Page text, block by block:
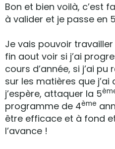
Bon et bien voilà, c’est
à valider et je passe en 5
Je vais pouvoir
fin aout voir si j’ai
cours d’année, si j’ai
sur les matières que
j’espère, attaquer la 5
programme de 4ème
être efficace et à fond
l’avance !